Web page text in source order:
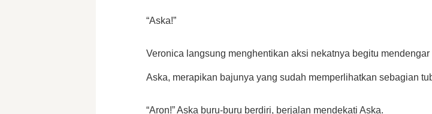
“Aska!”
Veronica langsung menghentikan aksi nekatnya begitu
Aska, merapikan bajunya yang sudah memperlihatkan sebagian
“Aron!” Aska buru-buru berdiri, berjalan mendekati Aska.